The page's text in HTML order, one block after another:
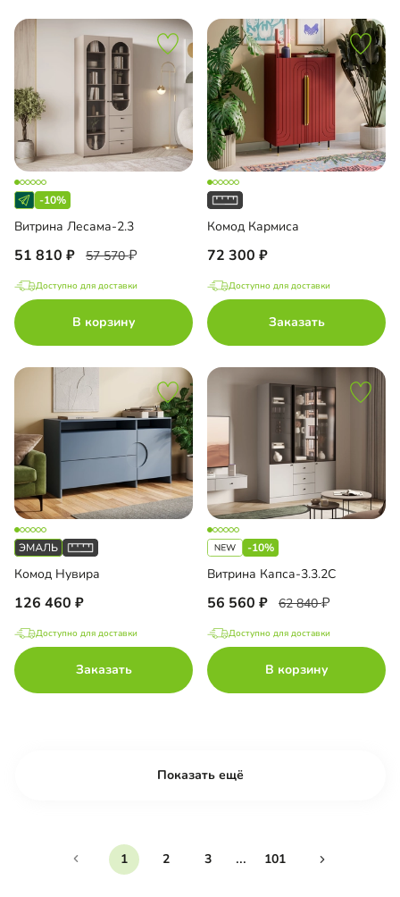
-10%
Витрина Лесама-2.3
51 810 57 570
Доступно для доставки
В корзину
Комод Кармиса
72 300
Доступно для доставки
Заказать
Комод Нувира
126 460
Доступно для доставки
Заказать
-10%
Витрина Капса-3.3.2С
56 560 62 840
Доступно для доставки
В корзину
Показать ещё
1 2 3 ... 101